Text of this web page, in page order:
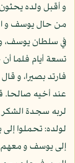
و أقبل ولده
من حال يوسف و
في سلطان يوسف،
تسعة أيام فلما
فارتد بصيرا، و
عند أخيه
لربه سجدة الشكر
لولده: تحملوا
إلى يوسف و